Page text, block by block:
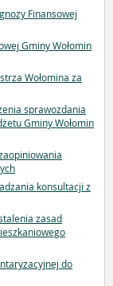
Finansowej
Gminy Wołomin
Wołomina za
sprawozdania
Gminy Wołomin
konsultacji z
zasad
do